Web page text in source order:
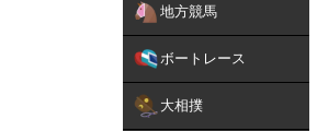
地方競馬
ボートレース
大相撲